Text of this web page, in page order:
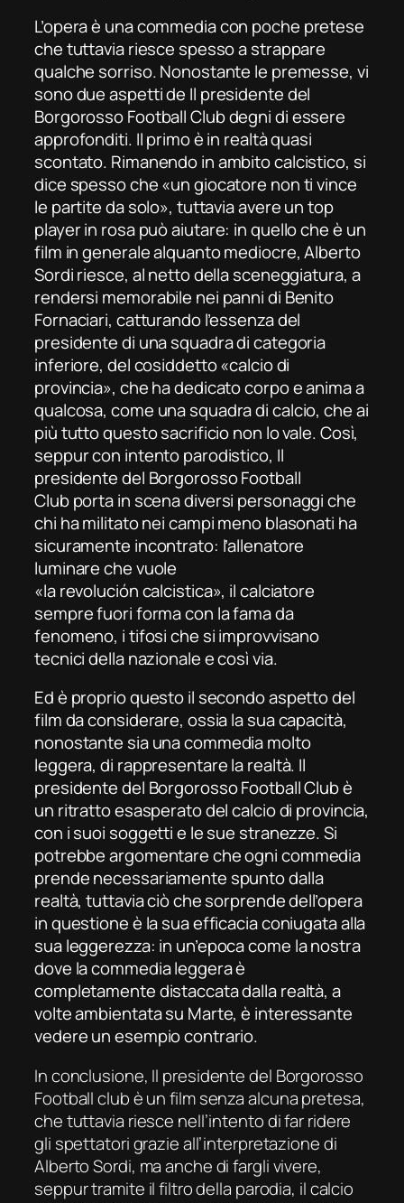
L’opera è una commedia con poche pretese
che tuttavia riesce spesso a strappare
qualche sorriso. Nonostante le premesse, vi
sono due aspetti de Il presidente del
Borgorosso Football Clubdegni di essere
approfonditi. Il primo è in realtà quasi
scontato. Rimanendo in ambito calcistico, si
dice spesso che «un giocatore non ti vince
le partite da solo», tuttavia avere untop
playerin rosa può aiutare: in quello che è un
film in generale alquanto mediocre, Alberto
Sordi riesce, al netto della sceneggiatura, a
rendersi memorabile nei panni di Benito
Fornaciari, catturando l’essenza del
presidente di una squadra di categoria
inferiore, del cosiddetto «calcio di
provincia», che ha dedicato corpo e anima a
qualcosa, come una squadra di calcio, che ai
più tutto questo sacrificio non lo vale. Così,
seppur con intento parodistico, Il
presidente del BorgorossoFootball
Clubporta in scena diversi personaggi che
chi ha militato nei campi meno blasonati ha
sicuramente incontrato: l’allenatore
luminare che vuole
«larevolucióncalcistica», il calciatore
sempre fuori forma con la fama da
fenomeno, i tifosi che si improvvisano
tecnici della nazionale e così via.
Ed è proprio questo il secondo aspetto del
film da considerare, ossia la sua capacità,
nonostante sia una commedia molto
leggera, di rappresentare la realtà. Il
presidente del Borgorosso Football Clubè
un ritratto esasperato del calcio di provincia,
con i suoi soggetti e le sue stranezze. Si
potrebbe argomentare che ogni commedia
prende necessariamente spunto dalla
realtà, tuttavia ciò che sorprende dell’opera
in questione è la sua efficacia coniugata alla
sua leggerezza: in un’epoca come la nostra
dove la commedia leggera è
completamente distaccata dalla realtà, a
volte ambientata su Marte, è interessante
vedere un esempio contrario.
In conclusione, Il presidente del Borgorosso
Football clubè un film senza alcuna pretesa,
che tuttavia riesce nell’intento di far ridere
gli spettatori grazie all’interpretazione di
Alberto Sordi, ma anche di fargli vivere,
seppur tramite il filtro della parodia, il calcio